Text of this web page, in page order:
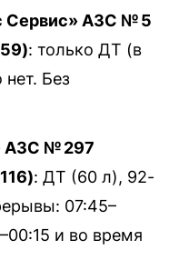
Сервис» АЗС № 5
: только ДТ (в
Без
АЗС № 297
: ДТ (60 л), 92-
07:45–
и во время